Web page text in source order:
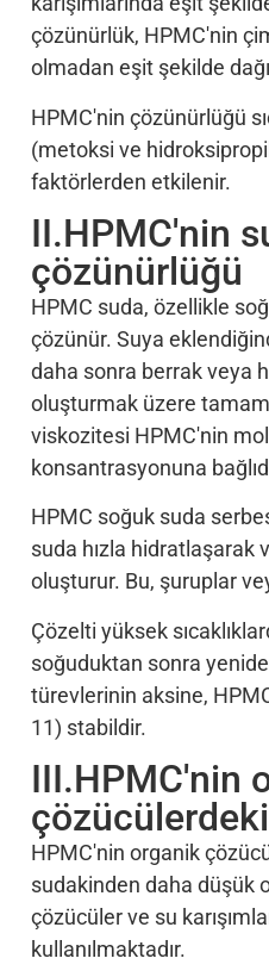
çözünürlük, HPMC'nin
olmadan eşit şekilde
HPMC'nin çözünürlüğü
(metoksi ve
faktörlerden etkilenir.
II.HPMC'nin
çözünürlüğü
HPMC suda, özellikle
çözünür. Suya
daha sonra berrak veya
oluşturmak üzere
viskozitesi HPMC'nin
konsantrasyonuna
HPMC soğuk suda
suda hızla hidratlaşarak
oluşturur. Bu, şuruplar
Çözelti yüksek
soğuduktan sonra
türevlerinin aksine,
11) stabildir.
III.HPMC'nin
HPMC'nin organik
sudakinden daha düşük
çözücüler ve su
kullanılmaktadır.